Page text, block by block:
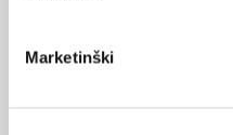
Marketinški
Parkinsonova bolest jedna je